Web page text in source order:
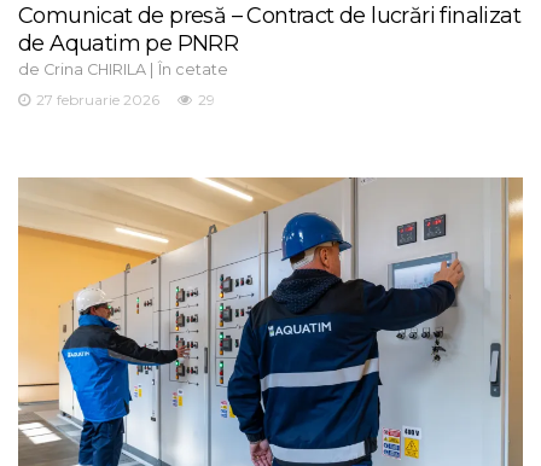
Comunicat de presă – Contract de lucrări finalizat
de Aquatim pe PNRR
de Crina CHIRILA | În cetate
27 februarie 2026
29